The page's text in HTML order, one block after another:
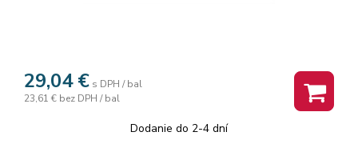
29,04 € s DPH / bal
23,61 € bez DPH / bal
Dodanie do 2-4 dní